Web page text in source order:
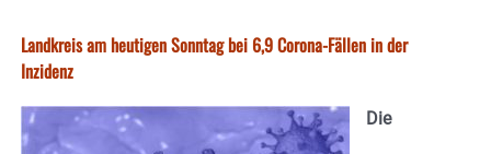
Landkreis am heutigen Sonntag bei 6,9 Corona-Fällen in der
Inzidenz
Die